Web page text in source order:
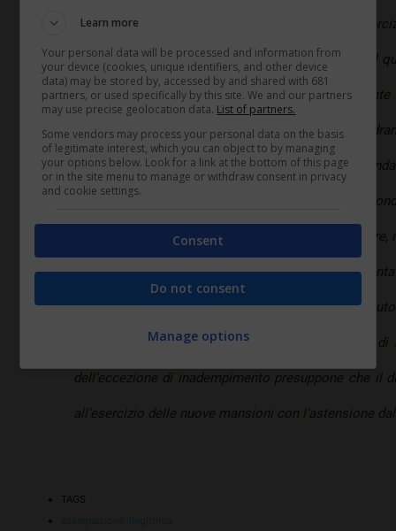
lavorativa assegnata dal datore di lavoro
modificare il contenuto delle mansioni. Il caso sul
Corte era relativo al licenziamento di un
inferiori rispetto a quelle della qualifica
lavoro rifiutandosi a più riprese di
accompagnando tale sua iniziativa con una
Cassazione valorizza la circostanza che il
dequalificanti mansioni, si era comunque
secondo la Corte, ha vanificato l’esercizio
altrimenti legittimato per effetto dell’attribuzione
dell’eccezione di inadempimento presuppone che il
all’esercizio delle nuove mansioni con l’astensione
TAGS
Learn more
Your personal data will be processed and information from
your device (cookies, unique identifiers, and other device
data) may be stored by, accessed by and shared with 681
partners, or used specifically by this site. We and our partners
may use precise geolocation data. List of partners.
Some vendors may process your personal data on the basis
of legitimate interest, which you can object to by managing
your options below. Look for a link at the bottom of this page
or in the site menu to manage or withdraw consent in privacy
and cookie settings.
Consent
Do not consent
Manage options